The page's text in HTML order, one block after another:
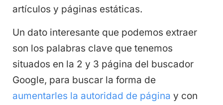
artículos y páginas estáticas.
Un dato interesante que podemos extraer
son los palabras clave que tenemos
situados en la 2 y 3 página del buscador
Google, para buscar la forma de
aumentarles la autoridad de página y con